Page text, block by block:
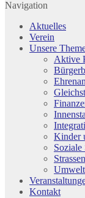
Navigation
Aktuelles
Verein
Unsere
Aktive
Kinder
Kontakt